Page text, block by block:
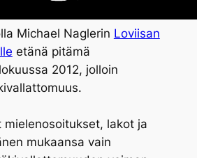
Michael Naglerin Loviisan
etänä pitämä
2012, jolloin
mielenosoitukset, lakot ja
mukaansa vain